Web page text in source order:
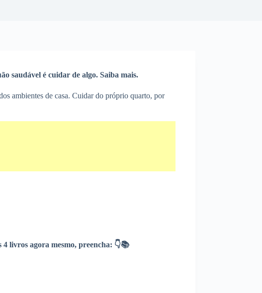
saudável é cuidar de algo. Saiba mais.
ambientes de casa. Cuidar do próprio quarto, por
livros agora mesmo, preencha: 👇📚